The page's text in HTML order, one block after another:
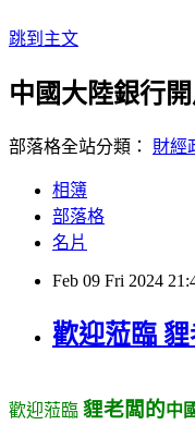
跳到主文
中國大陸銀行
部落格全站分類： 財經
相簿
部落格
名片
Feb 09 Fri 2024
歡迎蒞臨
歡迎蒞臨 貍老闆的中